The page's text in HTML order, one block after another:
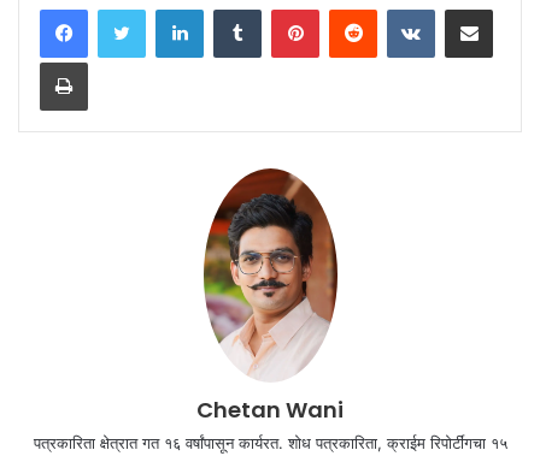
LinkedInTumblr PinterestReddit VKontakteShare via Email
Print
Chetan Wani
पत्रकारिता क्षेत्रात गत १६ वर्षांपासून कार्यरत. शोध पत्रकारिता, क्राईम रिपोर्टींगचा १५